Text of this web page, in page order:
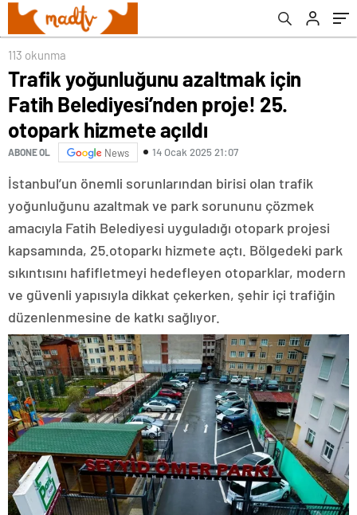
açıldı
113 okunma
Trafik yoğunluğunu azaltmak için
Fatih Belediyesi’nden proje! 25.
otopark hizmete açıldı
ABONE OL News 14 Ocak 2025 21:07
İstanbul’un önemli sorunlarından birisi olan trafik
yoğunluğunu azaltmak ve park sorununu çözmek
amacıyla Fatih Belediyesi uyguladığı otopark projesi
kapsamında, 25.otoparkı hizmete açtı. Bölgedeki park
sıkıntısını hafifletmeyi hedefleyen otoparklar, modern
ve güvenli yapısıyla dikkat çekerken, şehir içi trafiğin
düzenlenmesine de katkı sağlıyor.